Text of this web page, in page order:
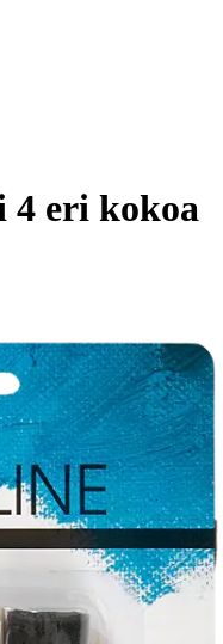
4 eri kokoa
Toimitus
Alk. 0 €